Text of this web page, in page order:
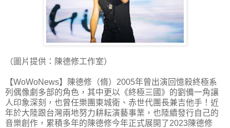
（圖片提供：陳德修工作室）
【WoWoNews】陳德修（脩）2005年曾出演回憶殺終極系
列偶像劇多部的角色，其中更以《終極三國》的劉備一角讓
人印象深刻，也曾任樂團東城衛、赤世代團長兼吉他手！近
年於大陸跟台灣兩地努力耕耘演藝事業，也陸續發行自己的
音樂創作，累積多年的陳德修今年正式展開了2023陳德修